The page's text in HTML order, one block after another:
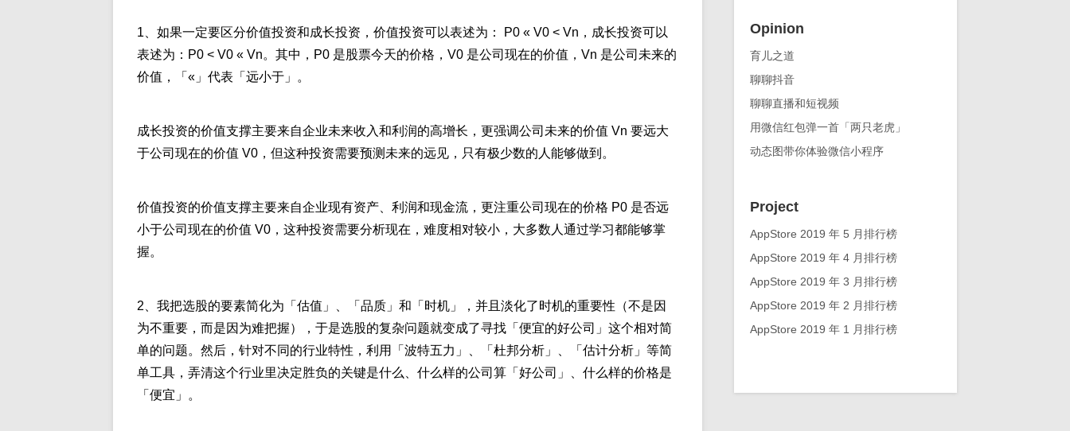
1、如果一定要区分价值投资和成长投资，价值投资可以表述为： P0 « V0 < Vn，成长投资可以
表述为：P0 < V0 « Vn。其中，P0 是股票今天的价格，V0 是公司现在的价值，Vn 是公司未来的
价值，「«」代表「远小于」。
成长投资的价值支撑主要来自企业未来收入和利润的高增长，更强调公司未来的价值 Vn 要远大
于公司现在的价值 V0，但这种投资需要预测未来的远见，只有极少数的人能够做到。
价值投资的价值支撑主要来自企业现有资产、利润和现金流，更注重公司现在的价格 P0 是否远
小于公司现在的价值 V0，这种投资需要分析现在，难度相对较小，大多数人通过学习都能够掌
握。
2、我把选股的要素简化为「估值」、「品质」和「时机」，并且淡化了时机的重要性（不是因
为不重要，而是因为难把握），于是选股的复杂问题就变成了寻找「便宜的好公司」这个相对简
单的问题。然后，针对不同的行业特性，利用「波特五力」、「杜邦分析」、「估计分析」等简
单工具，弄清这个行业里决定胜负的关键是什么、什么样的公司算「好公司」、什么样的价格是
「便宜」。
Opinion
育儿之道
聊聊抖音
聊聊直播和短视频
用微信红包弹一首「两只老虎」
动态图带你体验微信小程序
Project
AppStore 2019 年 5 月排行榜
AppStore 2019 年 4 月排行榜
AppStore 2019 年 3 月排行榜
AppStore 2019 年 2 月排行榜
AppStore 2019 年 1 月排行榜